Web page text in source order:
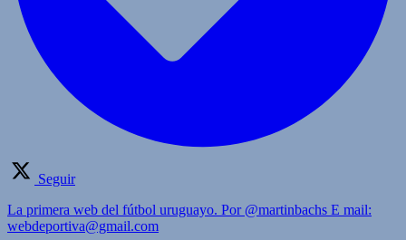
Seguir
La primera web del fútbol uruguayo. Por @martinbachs E mail:
webdeportiva@gmail.com